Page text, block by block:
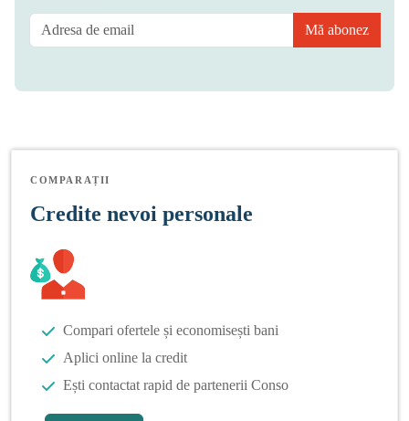
Mă abonez
COMPARAȚII
Credite nevoi personale
Compari ofertele și economisești bani
Aplici online la credit
Ești contactat rapid de partenerii Conso